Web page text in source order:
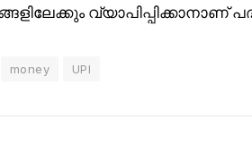
വ്യാപിപ്പിക്കാനാണ്
money UPI